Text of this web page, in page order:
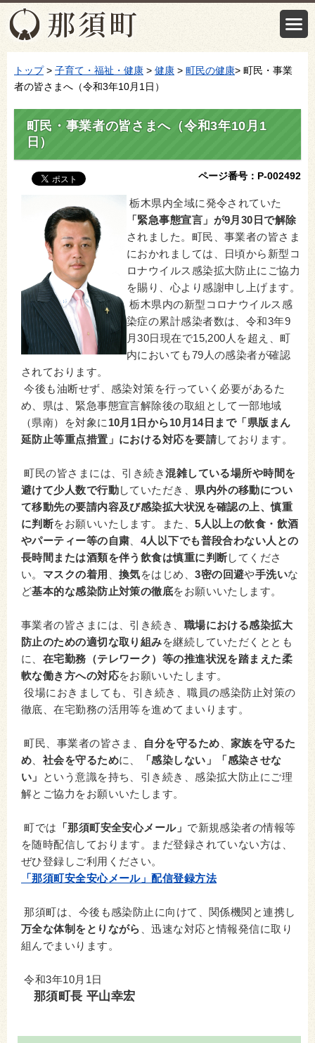
トップ> 子育て・福祉・健康 > 健康 > 町民の健康> 町民・事業
者の皆さまへ（令和3年10月1日）
町民・事業者の皆さまへ（令和3年10月1
日）
ページ番号：P-002492
栃木県内全域に発令されていた
「緊急事態宣言」が9月30日で解除
されました。町民、事業者の皆さま
におかれましては、日頃から新型コ
ロナウイルス感染拡大防止にご協力
を賜り、心より感謝申し上げます。
栃木県内の新型コロナウイルス感
染症の累計感染者数は、令和3年9
月30日現在で15,200人を超え、町
内においても79人の感染者が確認
されております。
今後も油断せず、感染対策を行っていく必要があるた
め、県は、緊急事態宣言解除後の取組として一部地域
（県南）を対象に 10月1日から10月14日まで「県版まん
延防止等重点措置」における対応を要請しております。
町民の皆さまには、引き続き混雑している場所や時間を
避けて少人数で行動していただき、 県内外の移動につい
て移動先の要請内容及び感染拡大状況を確認の上、慎重
に判断をお願いいたします。また、5人以上の飲食・飲酒
やパーティー等の自粛
4人以下でも普段合わない人との
長時間または酒類を伴う飲食は慎重に判断してくださ
い。 マスクの着用 、換気をはじめ、3密の回避や手洗いな
ど基本的な感染防止対策の徹底をお願いいたします。
事業者の皆さまには、引き続き、 職場における感染拡大
防止のための適切な取り組みを継続していただくととも
に、 在宅勤務（テレワーク）等の推進状況を踏まえた柔
軟な働き方への対応をお願いいたします。
役場におきましても、引き続き、職員の感染防止対策の
徹底、在宅勤務の活用等を進めてまいります。
町民、事業者の皆さま、 自分を守るため
家族を守るた
め
社会を守るために、
「感染しない」「感染させな
い」
という意識を持ち、引き続き、感染拡大防止にご理
解とご協力をお願いいたします。
町では 「那須町安全安心メール」 で新規感染者の情報等
を随時配信しております。まだ登録されていない方は、
ぜひ登録しご利用ください。
「那須町安全安心メール」配信登録方法
那須町は、今後も感染防止に向けて、関係機関と連携し
万全な体制をとりながら
、迅速な対応と情報発信に取り
組んでまいります。
令和3年10月1日
那須町長 平山幸宏